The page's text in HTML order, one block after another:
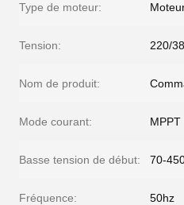
Type de moteur:
Tension: 220/
Nom de produit:
Mode courant: MPPT
Basse tension de début: 70-
Fréquence: 50hz